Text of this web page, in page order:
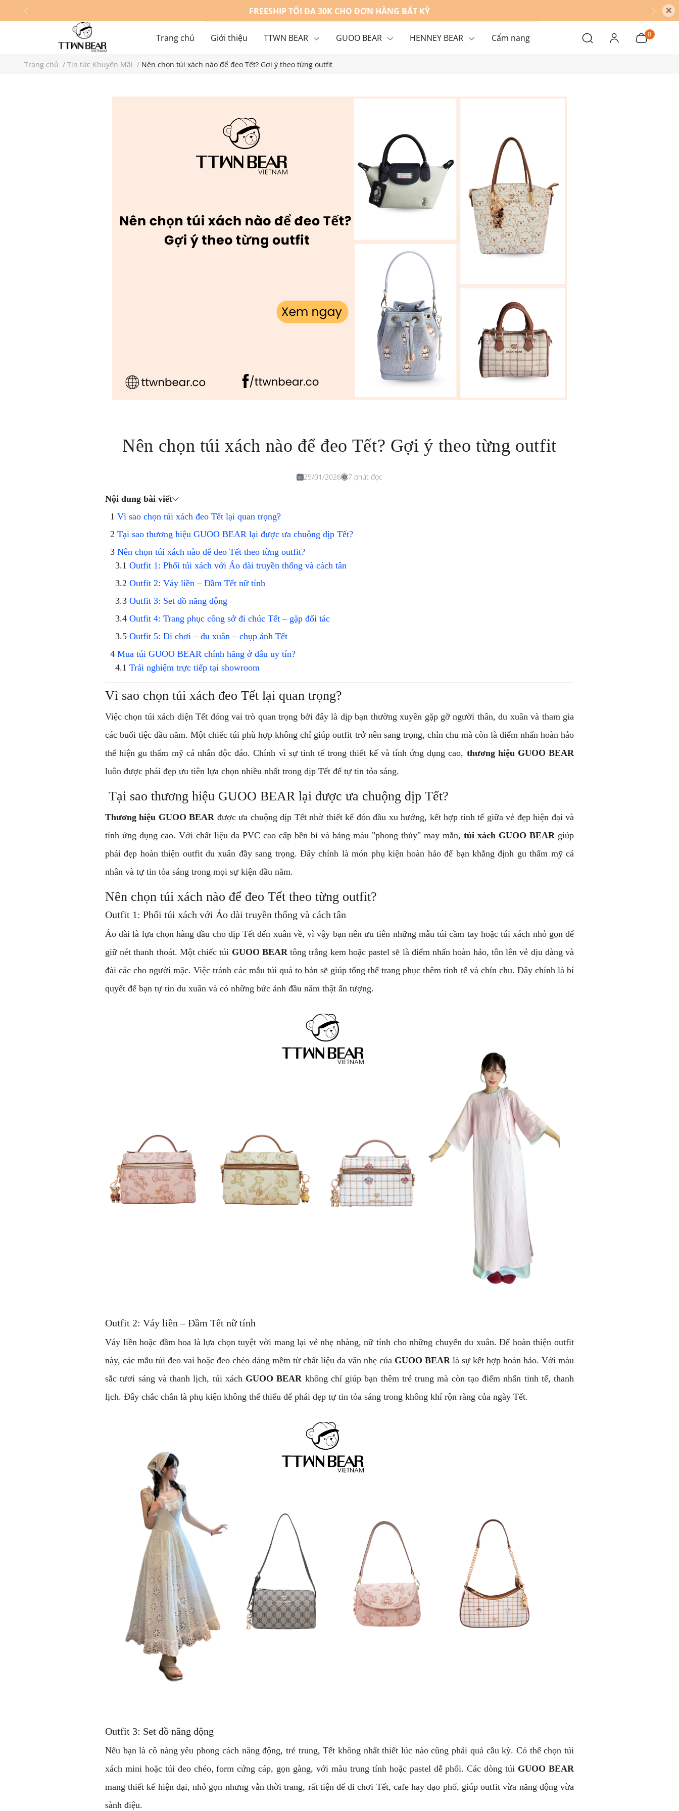
FREESHIP TỐI ĐA 30K CHO ĐƠN HÀNG BẤT KỲ ×
Trang chủ Giới thiệu TTWN BEAR GUOO BEAR HENNEY BEAR Cẩm nang
Hệ thống cửa hàng Liên hệ
0
Trang chủ / Tin tức Khuyến Mãi / Nên chọn túi xách nào để đeo Tết? Gợi ý theo từng outfit
Nên chọn túi xách nào để đeo Tết? Gợi ý theo từng outfit
25/01/2026 7 phút đọc
Nội dung bài viết
Vì sao chọn túi xách đeo Tết lại quan trọng?
Tại sao thương hiệu GUOO BEAR lại được ưa chuộng dịp Tết?
Nên chọn túi xách nào để đeo Tết theo từng outfit?
Outfit 1: Phối túi xách với Áo dài truyền thống và cách tân
Outfit 2: Váy liền – Đầm Tết nữ tính
Outfit 3: Set đồ năng động
Outfit 4: Trang phục công sở đi chúc Tết – gặp đối tác
Outfit 5: Đi chơi – du xuân – chụp ảnh Tết
Mua túi GUOO BEAR chính hãng ở đâu uy tín?
Trải nghiệm trực tiếp tại showroom
Vì sao chọn túi xách đeo Tết lại quan trọng?
Việc chọn túi xách diện Tết đóng vai trò quan trọng bởi đây là dịp bạn thường xuyên gặp gỡ người thân, du xuân và tham gia
các buổi tiệc đầu năm. Một chiếc túi phù hợp không chỉ giúp outfit trở nên sang trọng, chỉn chu mà còn là điểm nhấn hoàn hảo
thể hiện gu thẩm mỹ cá nhân độc đáo. Chính vì sự tinh tế trong thiết kế và tính ứng dụng cao, thương hiệu GUOO BEAR
luôn được phái đẹp ưu tiên lựa chọn nhiều nhất trong dịp Tết để tự tin tỏa sáng.
Tại sao thương hiệu GUOO BEAR lại được ưa chuộng dịp Tết?
Thương hiệu GUOO BEAR được ưa chuộng dịp Tết nhờ thiết kế đón đầu xu hướng, kết hợp tinh tế giữa vẻ đẹp hiện đại và
tính ứng dụng cao. Với chất liệu da PVC cao cấp bền bỉ và bảng màu "phong thủy" may mắn, túi xách GUOO BEAR giúp
phái đẹp hoàn thiện outfit du xuân đầy sang trọng. Đây chính là món phụ kiện hoàn hảo để bạn khẳng định gu thẩm mỹ cá
nhân và tự tin tỏa sáng trong mọi sự kiện đầu năm.
Nên chọn túi xách nào để đeo Tết theo từng outfit?
Outfit 1: Phối túi xách với Áo dài truyền thống và cách tân
Áo dài là lựa chọn hàng đầu cho dịp Tết đến xuân về, vì vậy bạn nên ưu tiên những mẫu túi cầm tay hoặc túi xách nhỏ gọn để
giữ nét thanh thoát. Một chiếc túi GUOO BEARtông trắng kem hoặc pastel sẽ là điểm nhấn hoàn hảo, tôn lên vẻ dịu dàng và
đài các cho người mặc. Việc tránh các mẫu túi quá to bản sẽ giúp tổng thể trang phục thêm tinh tế và chỉn chu. Đây chính là bí
quyết để bạn tự tin du xuân và có những bức ảnh đầu năm thật ấn tượng.
Outfit 2: Váy liền – Đầm Tết nữ tính
Váy liền hoặc đầm hoa là lựa chọn tuyệt vời mang lại vẻ nhẹ nhàng, nữ tính cho những chuyến du xuân. Để hoàn thiện outfit
này, các mẫu túi đeo vai hoặc đeo chéo dáng mềm từ chất liệu da vân nhẹ của GUOO BEAR là sự kết hợp hoàn hảo. Với màu
sắc tươi sáng và thanh lịch, túi xách GUOO BEAR không chỉ giúp bạn thêm trẻ trung mà còn tạo điểm nhấn tinh tế, thanh
lịch. Đây chắc chắn là phụ kiện không thể thiếu để phái đẹp tự tin tỏa sáng trong không khí rộn ràng của ngày Tết.
Outfit 3: Set đồ năng động
Nếu bạn là cô nàng yêu phong cách năng động, trẻ trung, Tết không nhất thiết lúc nào cũng phải quá cầu kỳ. Có thể chọn túi
xách mini hoặc túi đeo chéo, form cứng cáp, gọn gàng, với màu trung tính hoặc pastel dễ phối. Các dòng túi GUOO BEAR
mang thiết kế hiện đại, nhỏ gọn nhưng vẫn thời trang, rất tiện để đi chơi Tết, cafe hay dạo phố, giúp outfit vừa năng động vừa
sành điệu.